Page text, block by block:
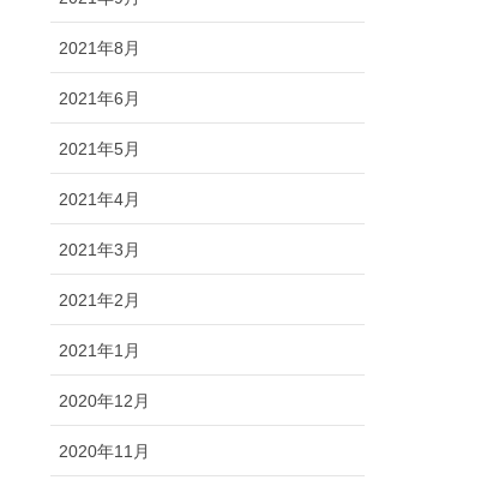
2021年8月
2021年6月
2021年5月
2021年4月
2021年3月
2021年2月
2021年1月
2020年12月
2020年11月